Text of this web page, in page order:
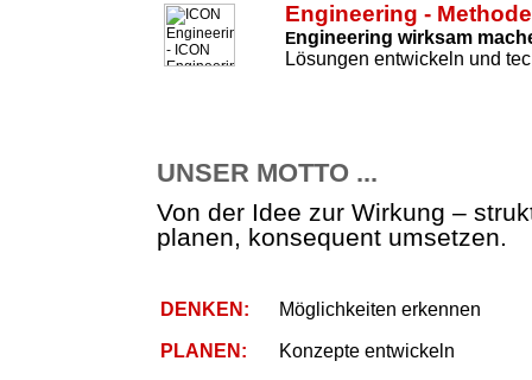
Engineering -
Engineering wirksam
Lösungen entwickeln und
UNSER MOTTO ...
Von der Idee zur Wirkung –
planen, konsequent umsetzen.
DENKEN: Möglichkeiten erkennen
PLANEN: Konzepte entwickeln